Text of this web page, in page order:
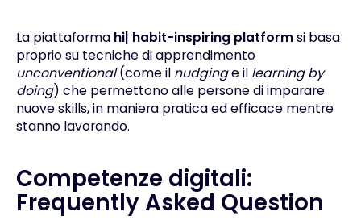
La piattaforma hi| habit-inspiring platformsi basa
proprio su tecniche di apprendimento
unconventional(come il nudginge il learning by
doing) che permettono alle persone di imparare
nuove skills, in maniera pratica ed efficace mentre
stanno lavorando.
Competenze digitali:
Frequently Asked Question